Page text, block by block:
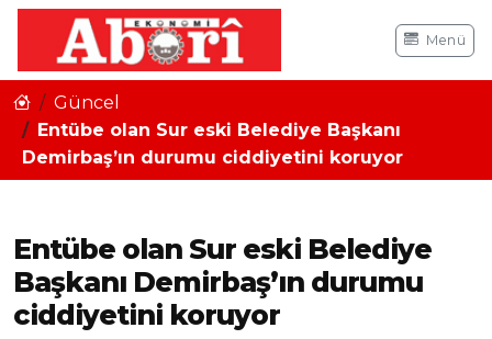
Menü
Güncel
Entübe olan Sur eski Belediye Başkanı
Demirbaş’ın durumu ciddiyetini koruyor
Entübe olan Sur eski Belediye
Başkanı Demirbaş’ın durumu
ciddiyetini koruyor